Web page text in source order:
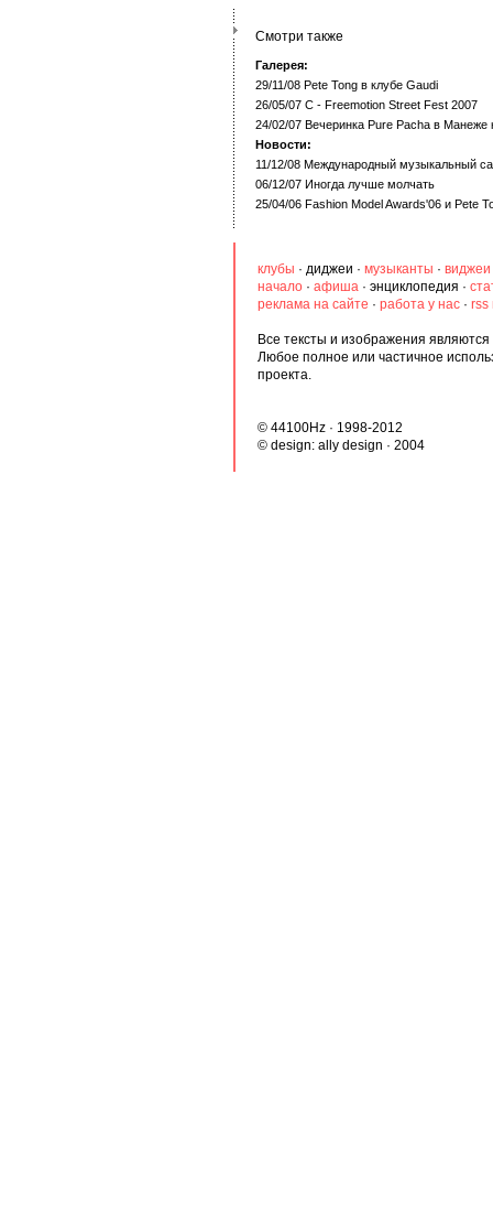
Смотри также
Галерея:
29/11/08 Pete Tong в клубе Gaudi
26/05/07 C - Freemotion Street Fest 2007
24/02/07 Вечеринка Pure Pacha в Манеже
Новости:
11/12/08 Международный музыкальный
06/12/07 Иногда лучше молчать
25/04/06 Fashion Model Awards'06 и Pete
клубы · диджеи · музыканты · виджеи
начало · афиша · энциклопедия ·
реклама на сайте · работа у нас · rss
Все тексты и изображения
Любое полное или частичное
проекта.
© 44100Hz · 1998-2012
© design: ally design · 2004